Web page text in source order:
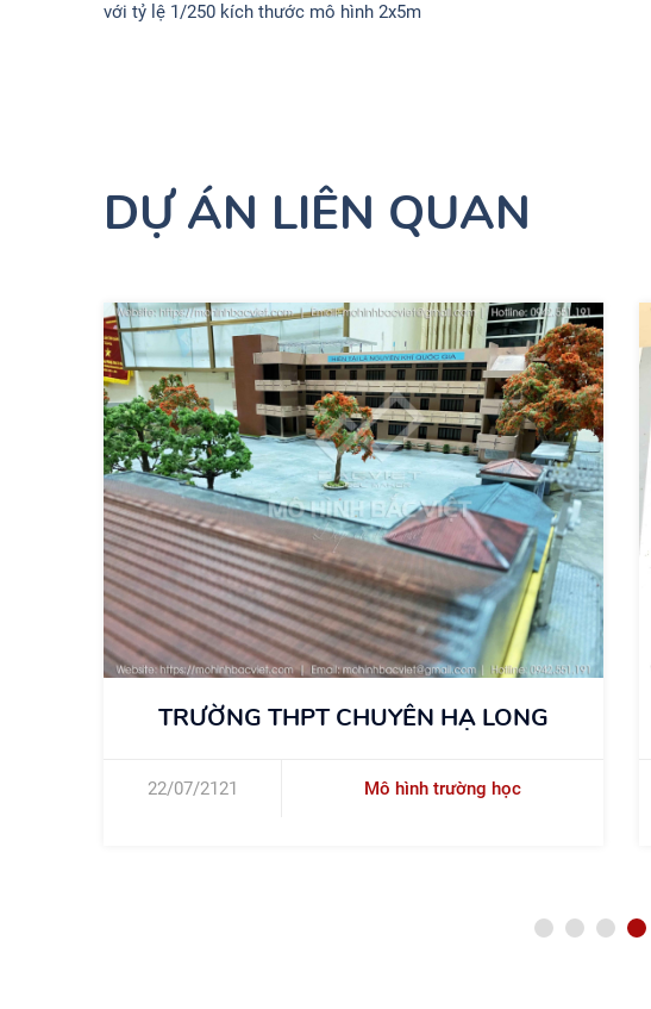
với tỷ lệ 1/250 kích thước mô hình 2x5m
DỰ ÁN LIÊN QUAN
TRƯỜNG TIỂU HỌC GIA QUẤT
02/05/2020 Mô hình trường học